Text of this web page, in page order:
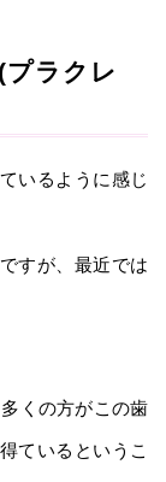
ラクレ
いるように感じ
すが、最近では
くの方がこの歯
ているというこ